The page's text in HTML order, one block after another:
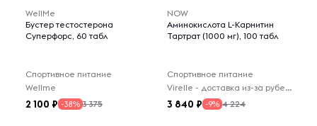
WellMe
Бустер тестостерона
Суперфорс, 60 табл
Спортивное питание
Wellme
2 100 -38% 3 375
NOW
Аминокислота L-Карнитин
Тартрат (1000 мг), 100 табл
Спортивное питание
Virelle - доставка из-за рубежа
3 840 -9% 4 224